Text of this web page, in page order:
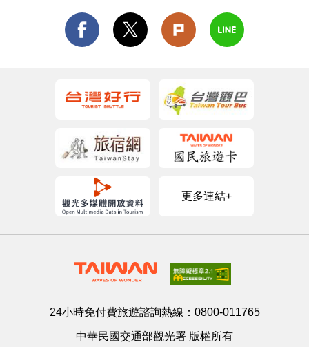
更多連結+
24小時免付費旅遊諮詢熱線： 0800-011765
中華民國交通部觀光署 版權所有